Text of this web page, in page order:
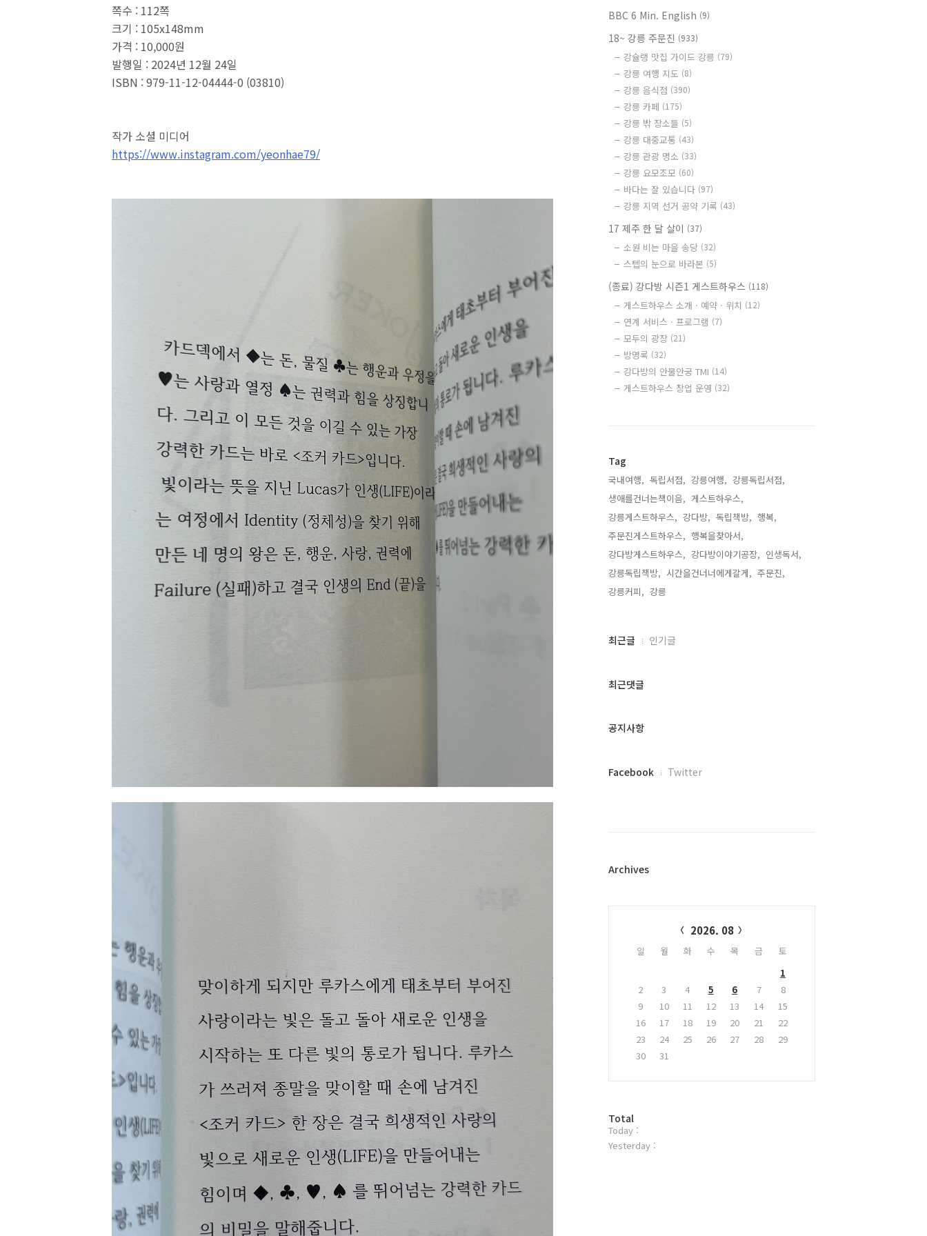
쪽수 : 112쪽
크기 : 105x148mm
가격 : 10,000원
발행일 : 2024년 12월 24일
ISBN : 979-11-12-04444-0 (03810)
작가 소셜 미디어
https://www.instagram.com/yeonhae79/
BBC 6 Min. English (9)
18~ 강릉 주문진 (933)
강슐랭 맛집 가이드 강릉 (79)
강릉 여행 지도 (8)
강릉 음식점 (390)
강릉 카페 (175)
강릉 밖 장소들 (5)
강릉 대중교통 (43)
강릉 관광 명소 (33)
강릉 요모조모 (60)
바다는 잘 있습니다 (97)
강릉 지역 선거 공약 기록 (43)
17 제주 한 달 살이 (37)
소원 비는 마을 송당 (32)
스텝의 눈으로 바라본 (5)
(종료) 강다방 시즌1 게스트하우스 (118)
게스트하우스 소개 · 예약 · 위치 (12)
연계 서비스 · 프로그램 (7)
모두의 광장 (21)
방명록 (32)
강다방의 안물안궁 TMI (14)
게스트하우스 창업 운영 (32)
Tag
국내여행, 독립서점, 강릉여행, 강릉독립서점,
생애를건너는책이음, 게스트하우스,
강릉게스트하우스, 강다방, 독립책방, 행복,
주문진게스트하우스, 행복을찾아서,
강다방게스트하우스, 강다방이야기공장, 인생독서,
강릉독립책방, 시간을건너너에게갈게, 주문진,
강릉커피, 강릉,
최
과
글
최근글 인기글
최근댓글
공지사항
페
플
Facebook Twitter
Archives
2026. 08
일 월 화 수 목 금
토
1
2
3 4 5 6 7
8
9
10 11 12 13 14
15
16
17 18 19 20 21
22
23
24 25 26 27 28
29
30
31
방
문
자
Total
Today :
Yesterday :